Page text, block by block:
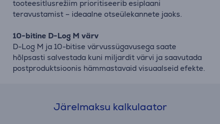
tooteesitlusrežiim prioritiseerib esiplaani
teravustamist – ideaalne otseülekannete jaoks.
10-bitine D-Log M värv
D-Log M ja 10-bitise värvussügavusega saate
hõlpsasti salvestada kuni miljardit värvi ja saavutada
postproduktsioonis hämmastavaid visuaalseid efekte.
Järelmaksu kalkulaator